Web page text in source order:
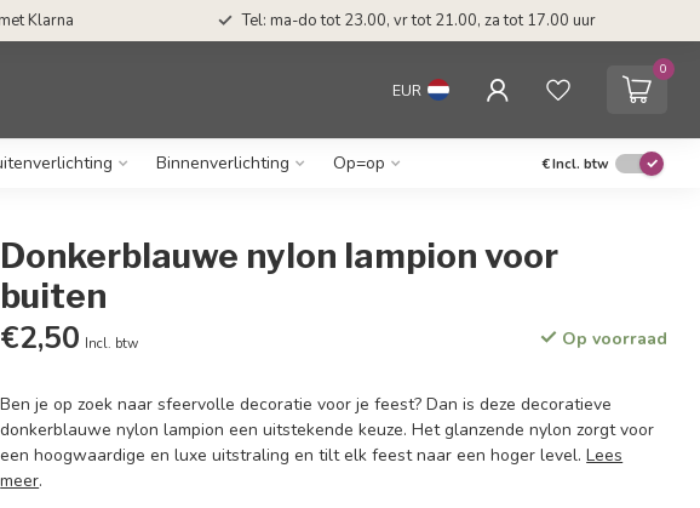
Klarna Tel: ma-do tot 23.00, vr tot 21.00, za tot 17.00 uur
EUR
0
Binnenverlichting Op=op €Incl. btw
Donkerblauwe nylon lampion voor
buiten
€2,50 Incl. btw Op voorraad
Ben je op zoek naar sfeervolle decoratie voor je feest? Dan is deze decoratieve
donkerblauwe nylon lampion een uitstekende keuze. Het glanzende nylon zorgt voor
een hoogwaardige en luxe uitstraling en tilt elk feest naar een hoger level.Lees
meer.